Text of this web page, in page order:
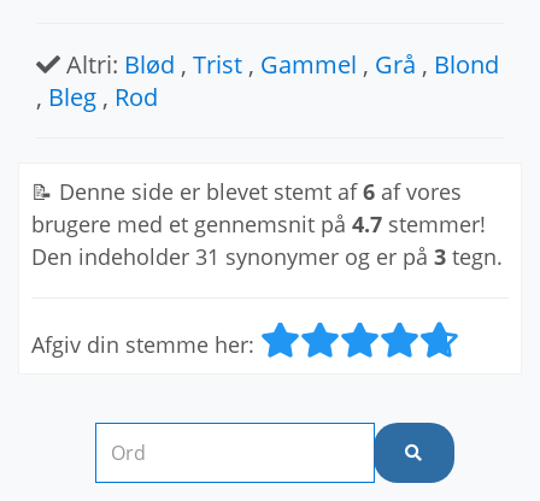
Altri: Blød , Trist , Gammel , Grå , Blond
, Bleg , Rod
📝 Denne side er blevet stemt af6 af vores
brugere med et gennemsnit på 4.7 stemmer!
Den indeholder 31 synonymer og er på 3 tegn.
Afgiv din stemme her: